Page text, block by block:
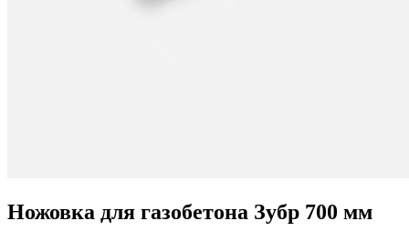
Ножовка для газобетона Зубр 700 мм